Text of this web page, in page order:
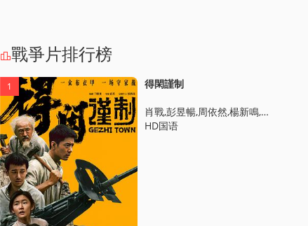
戰爭片排行榜
1 得閑謹制
肖戰,彭昱暢,周依然,楊新鳴,阿如那,甘昀宸,周思羽,嚴知度,尹正,祖峰,廖凡,許君聰,江奇霖,任程偉
HD国语